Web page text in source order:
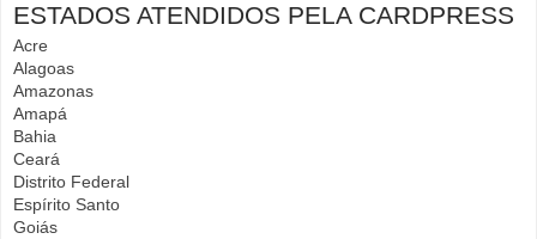
ESTADOS ATENDIDOS PELA CARDPRESS
Acre
Alagoas
Amazonas
Amapá
Bahia
Ceará
Distrito Federal
Espírito Santo
Goiás